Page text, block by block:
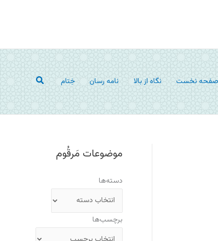
نخست نگاه از بالا نامه رسان خِتام جستجو
موضوعات مَرقُوم
دسته‌ها
برچسب‌ها